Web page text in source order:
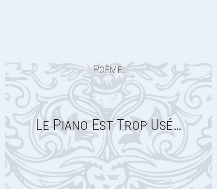
Poème:
Le Piano Est Trop Usé…